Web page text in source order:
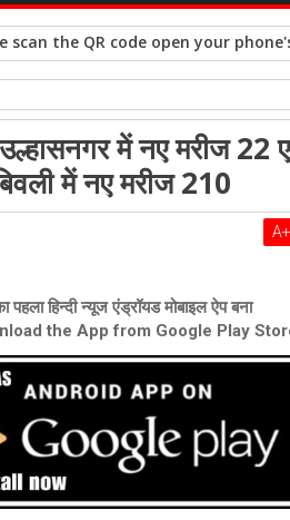
scan the QR code open your
में नए मरीज 18 एक्टिव 331, कल्याण-
में नए मरीज
में नए मरीज 210
A+
हिन्दी न्यूज एंड्रॉयड मोबाइल ऐप बना
the App from Google Play